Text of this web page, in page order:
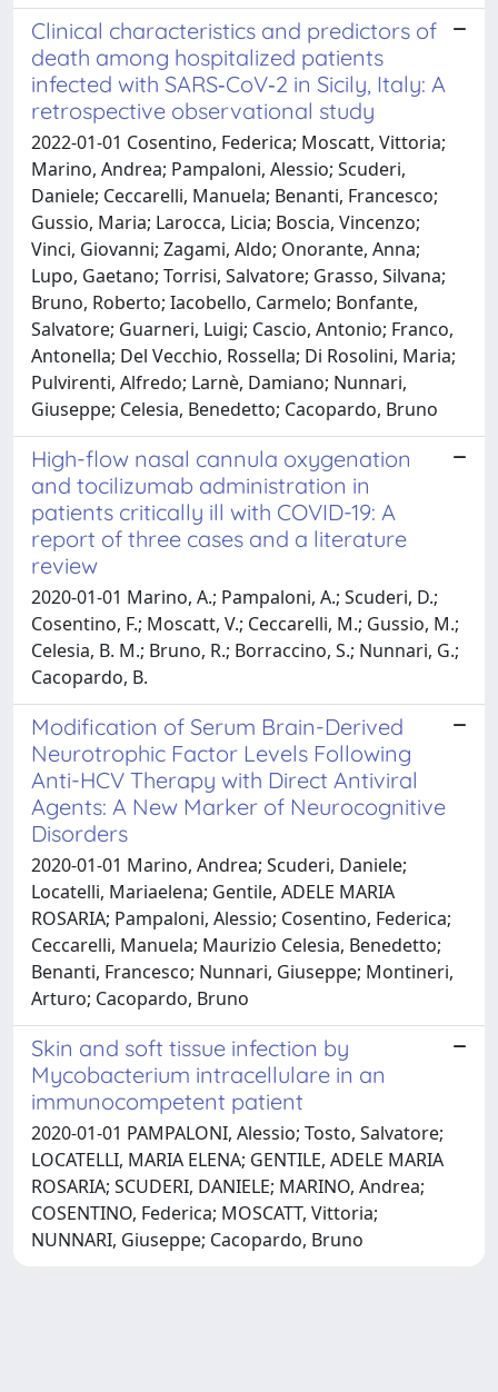
Clinical characteristics and predictors of
death among hospitalized patients
infected with SARS‑CoV‑2 in Sicily, Italy: A
retrospective observational study
2022-01-01 Cosentino, Federica; Moscatt, Vittoria;
Marino, Andrea; Pampaloni, Alessio; Scuderi,
Daniele; Ceccarelli, Manuela; Benanti, Francesco;
Gussio, Maria; Larocca, Licia; Boscia, Vincenzo;
Vinci, Giovanni; Zagami, Aldo; Onorante, Anna;
Lupo, Gaetano; Torrisi, Salvatore; Grasso, Silvana;
Bruno, Roberto; Iacobello, Carmelo; Bonfante,
Salvatore; Guarneri, Luigi; Cascio, Antonio; Franco,
Antonella; Del Vecchio, Rossella; Di Rosolini, Maria;
Pulvirenti, Alfredo; Larnè, Damiano; Nunnari,
Giuseppe; Celesia, Benedetto; Cacopardo, Bruno
High-flow nasal cannula oxygenation
and tocilizumab administration in
patients critically ill with COVID-19: A
report of three cases and a literature
review
2020-01-01 Marino, A.; Pampaloni, A.; Scuderi, D.;
Cosentino, F.; Moscatt, V.; Ceccarelli, M.; Gussio, M.;
Celesia, B. M.; Bruno, R.; Borraccino, S.; Nunnari, G.;
Cacopardo, B.
Modification of Serum Brain-Derived
Neurotrophic Factor Levels Following
Anti-HCV Therapy with Direct Antiviral
Agents: A New Marker of Neurocognitive
Disorders
2020-01-01 Marino, Andrea; Scuderi, Daniele;
Locatelli, Mariaelena; Gentile, ADELE MARIA
ROSARIA; Pampaloni, Alessio; Cosentino, Federica;
Ceccarelli, Manuela; Maurizio Celesia, Benedetto;
Benanti, Francesco; Nunnari, Giuseppe; Montineri,
Arturo; Cacopardo, Bruno
Skin and soft tissue infection by
Mycobacterium intracellulare in an
immunocompetent patient
2020-01-01 PAMPALONI, Alessio; Tosto, Salvatore;
LOCATELLI, MARIA ELENA; GENTILE, ADELE MARIA
ROSARIA; SCUDERI, DANIELE; MARINO, Andrea;
COSENTINO, Federica; MOSCATT, Vittoria;
NUNNARI, Giuseppe; Cacopardo, Bruno